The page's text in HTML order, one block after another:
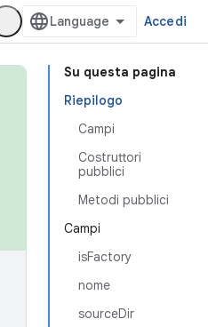
Accedi
Su questa pagina
Riepilogo
Campi
Costruttori
pubblici
Metodi pubblici
Campi
isFactory
nome
sourceDir